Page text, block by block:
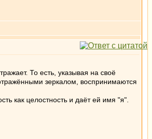
То есть, указывая на своё
зеркалом, воспринимаются
как целостность и даёт ей имя "я".